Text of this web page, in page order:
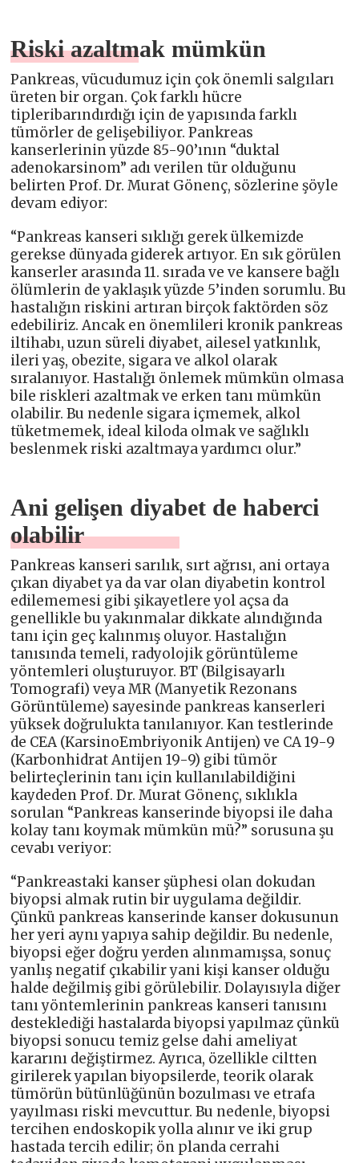
Riski azaltmak mümkün
Pankreas, vücudumuz için çok önemli salgıları
üreten bir organ. Çok farklı hücre
tipleribarındırdığı için de yapısında farklı
tümörler de gelişebiliyor. Pankreas
kanserlerinin yüzde 85-90’ının “duktal
adenokarsinom” adı verilen tür olduğunu
belirten Prof. Dr. Murat Gönenç, sözlerine şöyle
devam ediyor:
“Pankreas kanseri sıklığı gerek ülkemizde
gerekse dünyada giderek artıyor. En sık görülen
kanserler arasında 11. sırada ve ve kansere bağlı
ölümlerin de yaklaşık yüzde 5’inden sorumlu. Bu
hastalığın riskini artıran birçok faktörden söz
edebiliriz. Ancak en önemlileri kronik pankreas
iltihabı, uzun süreli diyabet, ailesel yatkınlık,
ileri yaş, obezite, sigara ve alkol olarak
sıralanıyor. Hastalığı önlemek mümkün olmasa
bile riskleri azaltmak ve erken tanı mümkün
olabilir. Bu nedenle sigara içmemek, alkol
tüketmemek, ideal kiloda olmak ve sağlıklı
beslenmek riski azaltmaya yardımcı olur.”
Ani gelişen diyabet de haberci
olabilir
Pankreas kanseri sarılık, sırt ağrısı, ani ortaya
çıkan diyabet ya da var olan diyabetin kontrol
edilememesi gibi şikayetlere yol açsa da
genellikle bu yakınmalar dikkate alındığında
tanı için geç kalınmış oluyor. Hastalığın
tanısında temeli, radyolojik görüntüleme
yöntemleri oluşturuyor. BT (Bilgisayarlı
Tomografi) veya MR (Manyetik Rezonans
Görüntüleme) sayesinde pankreas kanserleri
yüksek doğrulukta tanılanıyor. Kan testlerinde
de CEA (KarsinoEmbriyonik Antijen) ve CA 19-9
(Karbonhidrat Antijen 19-9) gibi tümör
belirteçlerinin tanı için kullanılabildiğini
kaydeden Prof. Dr. Murat Gönenç, sıklıkla
sorulan “Pankreas kanserinde biyopsi ile daha
kolay tanı koymak mümkün mü?” sorusuna şu
cevabı veriyor:
“Pankreastaki kanser şüphesi olan dokudan
biyopsi almak rutin bir uygulama değildir.
Çünkü pankreas kanserinde kanser dokusunun
her yeri aynı yapıya sahip değildir. Bu nedenle,
biyopsi eğer doğru yerden alınmamışsa, sonuç
yanlış negatif çıkabilir yani kişi kanser olduğu
halde değilmiş gibi görülebilir. Dolayısıyla diğer
tanı yöntemlerinin pankreas kanseri tanısını
desteklediği hastalarda biyopsi yapılmaz çünkü
biyopsi sonucu temiz gelse dahi ameliyat
kararını değiştirmez. Ayrıca, özellikle ciltten
girilerek yapılan biyopsilerde, teorik olarak
tümörün bütünlüğünün bozulması ve etrafa
yayılması riski mevcuttur. Bu nedenle, biyopsi
tercihen endoskopik yolla alınır ve iki grup
hastada tercih edilir; ön planda cerrahi